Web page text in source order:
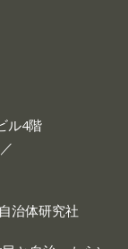
ル4階
治体研究社